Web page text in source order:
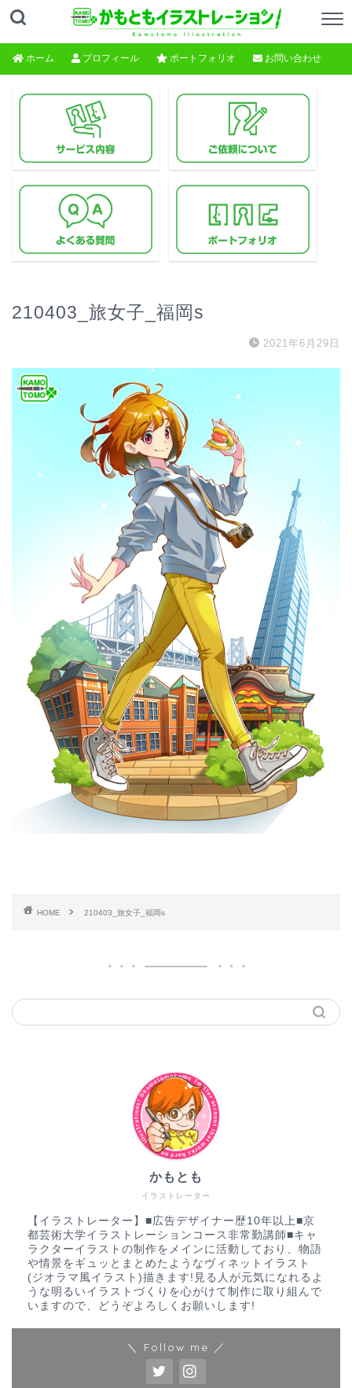
ホーム プロフィール ポートフォリオ お問い合わせ
210403_旅女子_福岡s
2021年6月29日
HOME 210403_旅女子_福岡s
イラストレーター
かもとも
【イラストレーター】■広告デザイナー歴10年以上■京
都芸術大学イラストレーションコース非常勤講師■キャ
ラクターイラストの制作をメインに活動しており、物語
や情景をギュッとまとめたようなヴィネットイラスト
(ジオラマ風イラスト)描きます!見る人が元気になれるよ
うな明るいイラストづくりを心がけて制作に取り組んで
いますので、どうぞよろしくお願いします!
＼ Follow me ／